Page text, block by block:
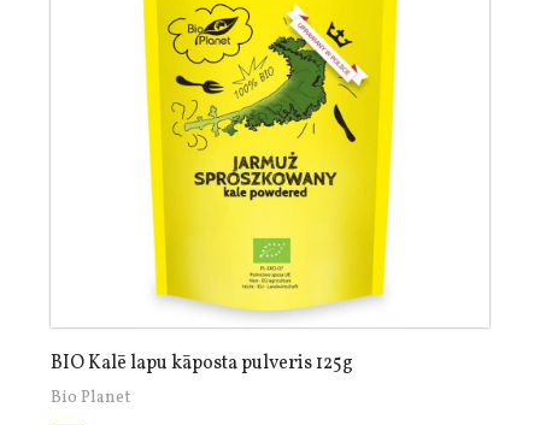
BIO Kalē lapu kāposta pulveris 125g
Bio Planet